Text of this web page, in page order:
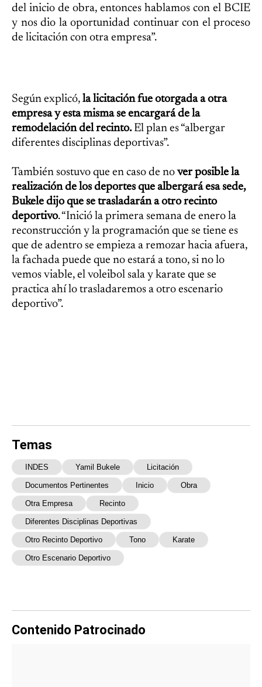
del inicio de obra, entonces hablamos con el BCIE
y nos dio la oportunidad continuar con el proceso
de licitación con otra empresa”.
Según explicó, la licitación fue otorgada a otra
empresa y esta misma se encargará de la
remodelación del recinto.El plan es “albergar
diferentes disciplinas deportivas”.
También sostuvo que en caso de no ver posible la
realización de los deportes que albergará esa sede,
Bukele dijo que se trasladarán a otro recinto
deportivo. “Inició la primera semana de enero la
reconstrucción y la programación que se tiene es
que de adentro se empieza a remozar hacia afuera,
la fachada puede que no estará a tono, si no lo
vemos viable, el voleibol sala y karate que se
practica ahí lo trasladaremos a otro escenario
deportivo”.
Temas
INDES Yamil Bukele Licitación
Documentos Pertinentes Inicio Obra
Otra Empresa Recinto
Diferentes Disciplinas Deportivas
Otro Recinto Deportivo Tono Karate
Otro Escenario Deportivo
Contenido Patrocinado